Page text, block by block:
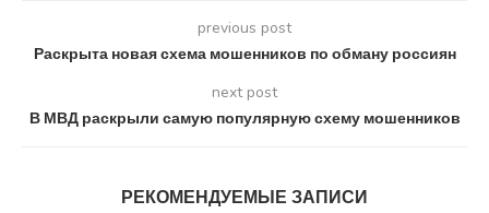
previous post
Раскрыта новая схема мошенников по обману россиян
next post
В МВД раскрыли самую популярную схему мошенников
РЕКОМЕНДУЕМЫЕ ЗАПИСИ